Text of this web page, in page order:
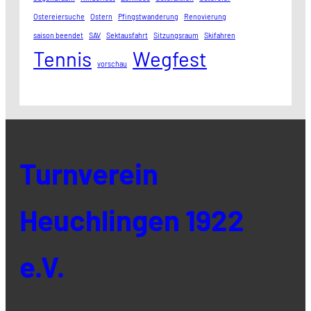
Ostereiersuche Ostern Pfingstwanderung Renovierung
saison beendet SAV Sektausfahrt Sitzungsraum Skifahren
Tennis vorschau Wegfest
Turnverein
Heuchlingen 1922
e.V.